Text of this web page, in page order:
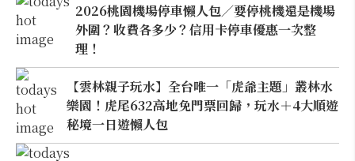
2026桃園機場停車懶人包／要停桃機還是機場
外圍？收費各多少？信用卡停車優惠一次整
理！
【雲林親子玩水】全台唯一「虎爺主題」叢林水
樂園！虎尾632高地免門票回歸，玩水＋4大順遊
秘境一日遊懶人包